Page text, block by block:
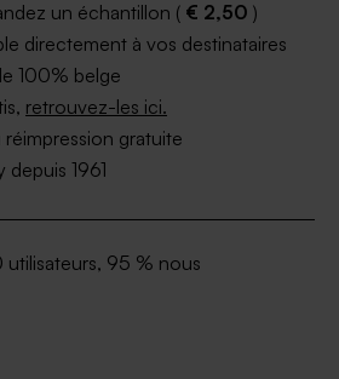
un échantillon ( € 2,50 )
directement à vos destinataires
100% belge
retrouvez-les ici.
gratuite
depuis 1961
utilisateurs, 95 % nous